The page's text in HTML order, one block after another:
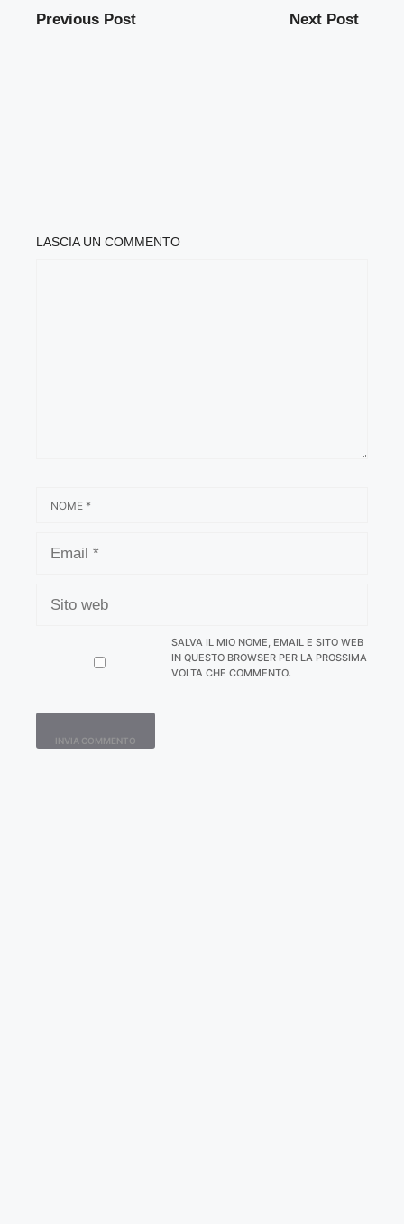
Previous Post Next Post
LASCIA UN COMMENTO
WEB
SALVA IL MIO NOME, EMAIL E SITO WEB
IN QUESTO BROWSER PER LA PROSSIMA
VOLTA CHE COMMENTO.